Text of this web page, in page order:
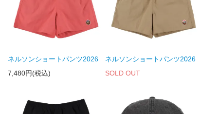
ネルソンショートパンツ2026
7,480円(税込)
ネルソンショートパンツ2026
SOLD OUT